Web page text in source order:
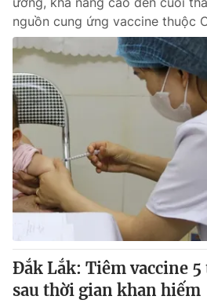
nguồn cung ứng vaccine thuộc
Đắk Lắk: Tiêm vaccine
sau thời gian khan hiếm